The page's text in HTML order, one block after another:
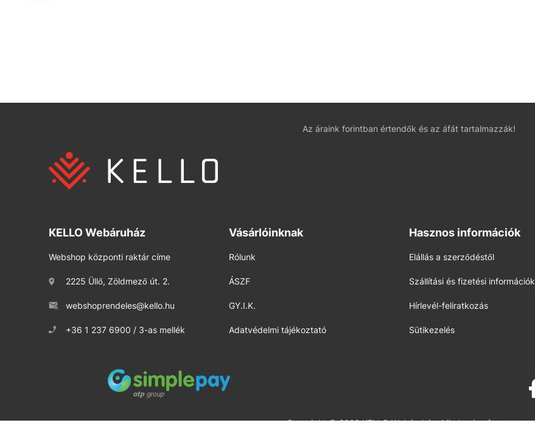
Az áraink forintban értendők és az áfát tartalmazzák!
KELLO Webáruház
Webshop központi raktár címe
2225 Üllő, Zöldmező út. 2.
webshoprendeles@kello.hu
+36 1 237 6900 / 3-as mellék
Vásárlóinknak
Rólunk
ÁSZF
GY.I.K.
Adatvédelmi tájékoztató
Hasznos információk
Elállás a szerződéstől
Szállítási és fizetési információk
Hírlevél-feliratkozás
Sütikezelés
Copyright © 2026 KELLO Webáruház. Minden jog fenntartva.